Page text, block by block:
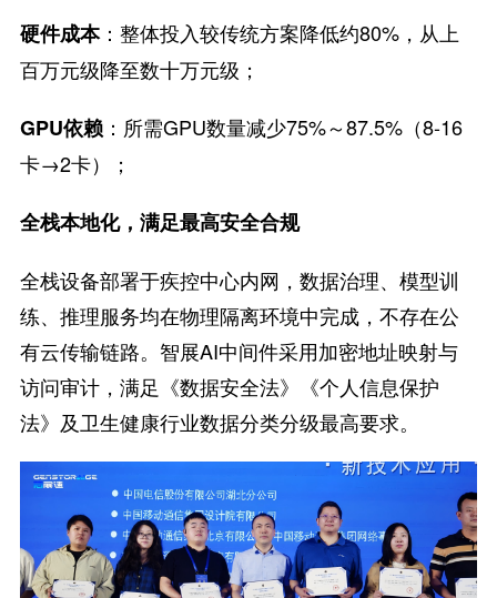
硬件成本：整体投入较传统方案降低约80%，从上
百万元级降至数十万元级；
GPU依赖：所需GPU数量减少75%～87.5%（8-16
卡→2卡）；
全栈本地化，满足最高安全合规
全栈设备部署于疾控中心内网，数据治理、模型训
练、推理服务均在物理隔离环境中完成，不存在公
有云传输链路。智展AI中间件采用加密地址映射与
访问审计，满足《数据安全法》《个人信息保护
法》及卫生健康行业数据分类分级最高要求。